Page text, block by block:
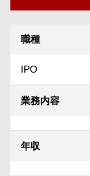
職種
IPO
業務内容
年収